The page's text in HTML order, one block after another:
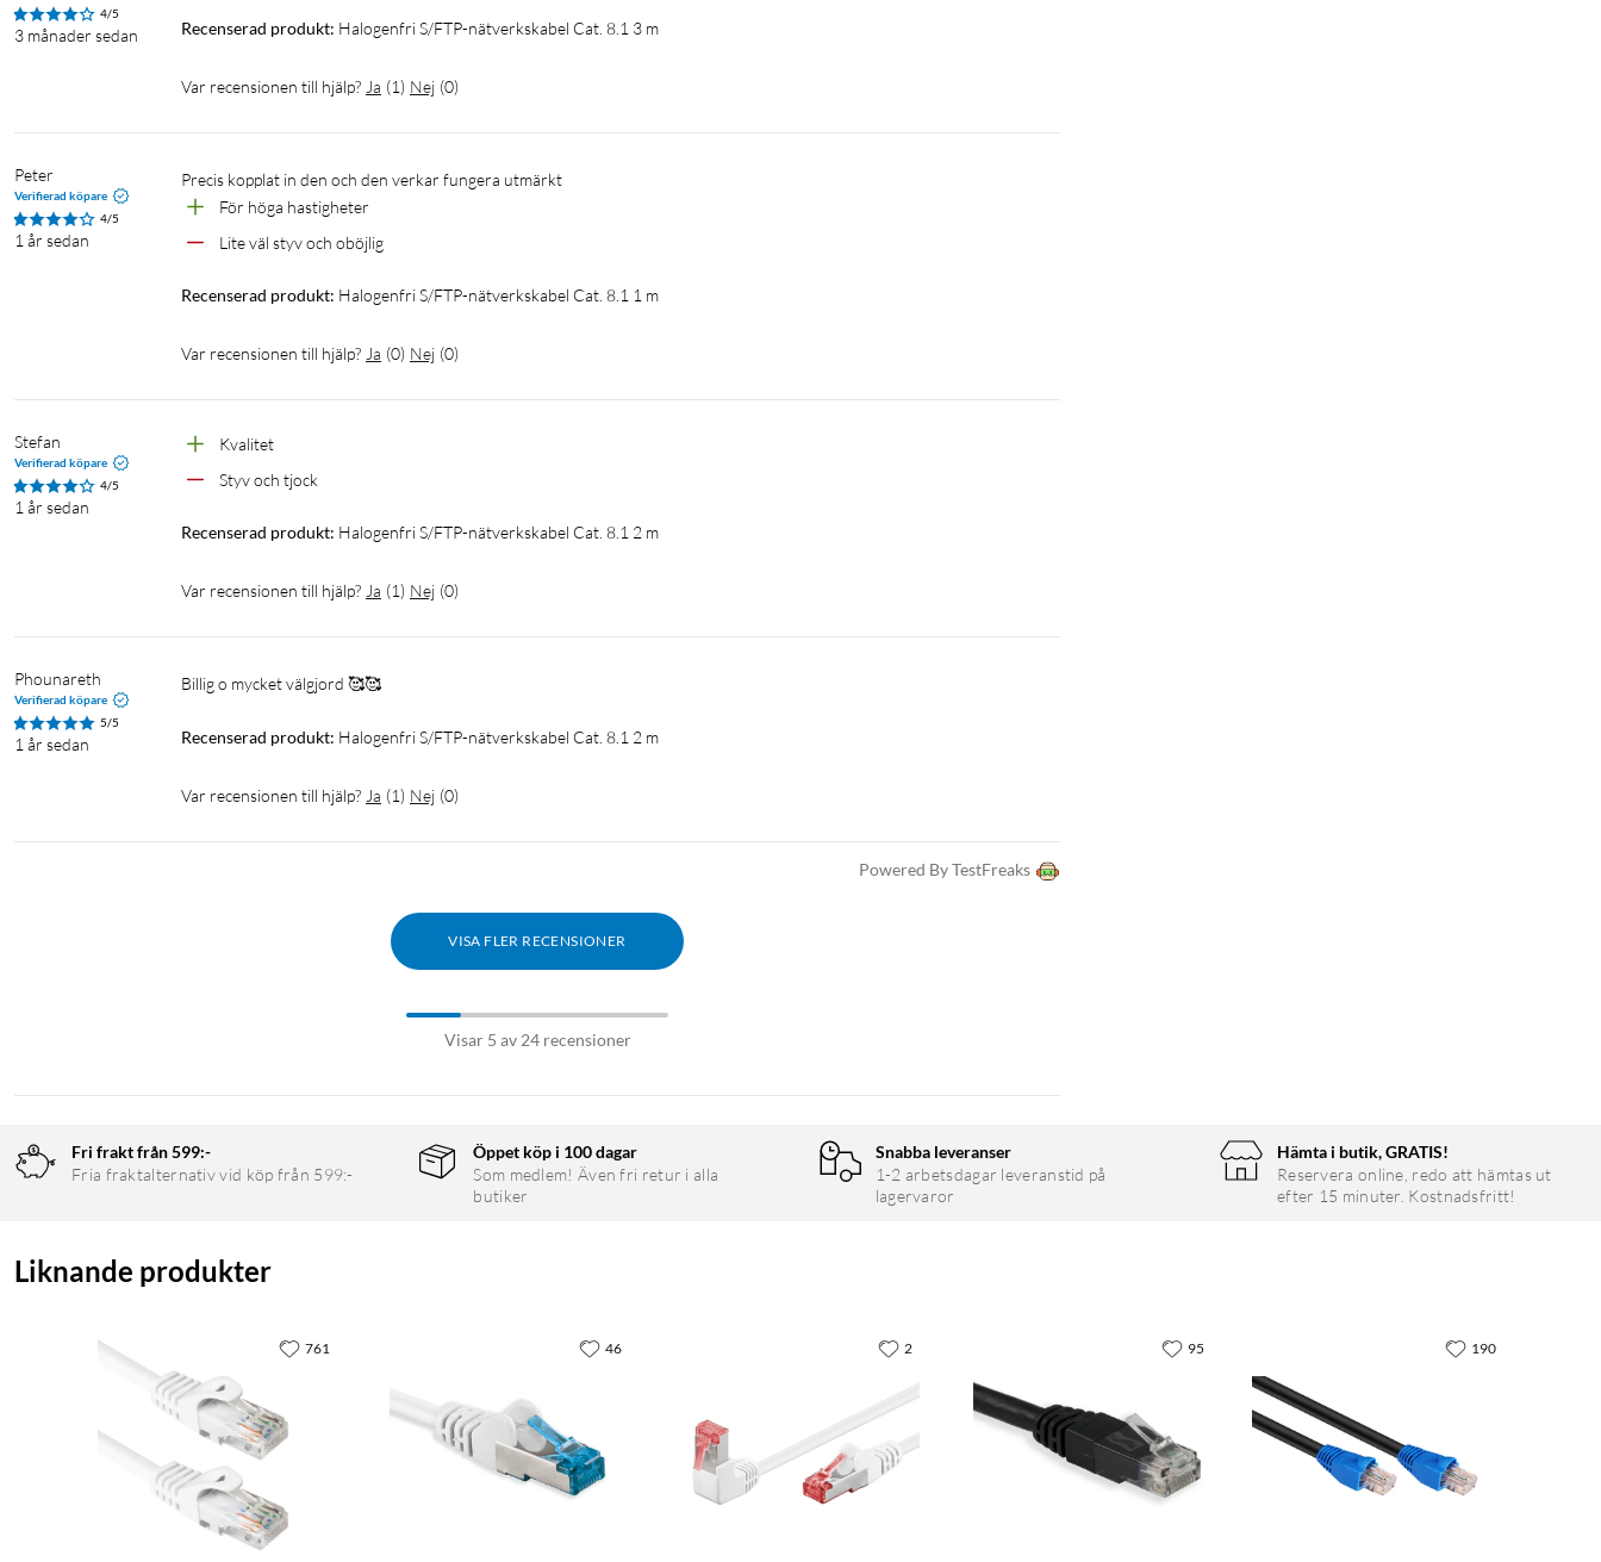
4/5
3 månader sedan Recenserad produkt: Halogenfri S/FTP-nätverkskabel Cat. 8.1 3 m
Var recensionen till hjälp? Ja (1) Nej (0)
Peter
Verifierad köpare
4/5
1 år sedan
Precis kopplat in den och den verkar fungera utmärkt
För höga hastigheter
Lite väl styv och oböjlig
Recenserad produkt: Halogenfri S/FTP-nätverkskabel Cat. 8.1 1 m
Var recensionen till hjälp? Ja (0) Nej (0)
Stefan
Verifierad köpare
4/5
1 år sedan
Kvalitet
Styv och tjock
Recenserad produkt: Halogenfri S/FTP-nätverkskabel Cat. 8.1 2 m
Var recensionen till hjälp? Ja (1) Nej (0)
Phounareth
Verifierad köpare
5/5
1 år sedan
Billig o mycket välgjord 🥰🥰
Recenserad produkt: Halogenfri S/FTP-nätverkskabel Cat. 8.1 2 m
Var recensionen till hjälp? Ja (1) Nej (0)
Powered By TestFreaks
VISA FLER RECENSIONER
Visar 5 av 24 recensioner
Fri frakt från 599:-
Fria fraktalternativ vid köp från 599:-
Öppet köp i 100 dagar
Som medlem! Även fri retur i alla
butiker
Snabba leveranser
1-2 arbetsdagar leveranstid på
lagervaror
Hämta i butik, GRATIS!
Reservera online, redo att hämtas ut
efter 15 minuter. Kostnadsfritt!
Liknande produkter
761 46 2 95 190